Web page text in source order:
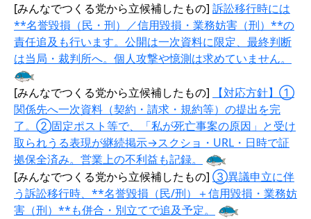
[みんなでつくる党から立候補したもの] 訴訟移行時には
**名誉毀損（民・刑）／信用毀損・業務妨害（刑）**の
責任追及も行います。公開は一次資料に限定、最終判断
は当局・裁判所へ。個人攻撃や憶測は求めていません。
[みんなでつくる党から立候補したもの]
【対応方針】①
関係先へ一次資料（契約・請求・規約等）の提出を完
了。②固定ポスト等で、「私が死亡事案の原因」と受け
取られうる表現が継続掲示→スクショ・URL・日時で証
拠保全済み。営業上の不利益も記録。
[みんなでつくる党から立候補したもの] ③異議申立に伴
う訴訟移行時、**名誉毀損（民/刑）＋信用毀損・業務妨
害（刑）**も併合・別立てで追及予定。